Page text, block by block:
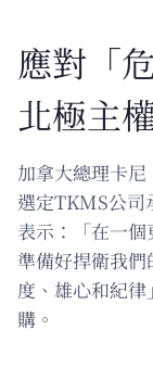
應對「
北極主
加拿大總理卡
選定TKMS公司
表示：「在一
準備好捍衛我
度、雄心和紀
購。